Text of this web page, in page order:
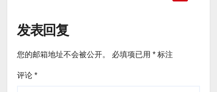
发表回复
您的邮箱地址不会被公开。 必填项已用 * 标注
评论 *